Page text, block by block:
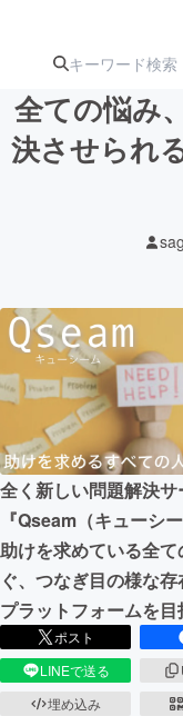
テクノロ
映像・映画
ビジネス
まちづく
CAMPFIRE for
CAMPFIREふ
全ての悩み
決させられ
全く新しい問題解決サ
『Qseam（キューシ
助けを求めている全
ぐ、つなぎ目の様な
プラットフォームを目
ポスト
LINEで送る
埋め込み